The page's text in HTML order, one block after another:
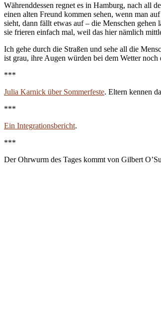
Währenddessen regnet es in Hamburg, nach all
einen alten Freund kommen sehen, wenn man
sieht, dann fällt etwas auf – die Menschen gehen
sie frieren einfach mal, weil das hier nämlich
Ich gehe durch die Straßen und sehe all die
ist grau, ihre Augen würden bei dem Wetter
***
Julia Karnick über Sommerfeste. Eltern kennen
***
Ein Integrationsbericht.
***
Der Ohrwurm des Tages kommt von Gilbert